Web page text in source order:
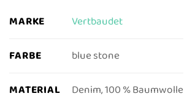
MARKE Vertbaudet
FARBE blue stone
MATERIAL Denim, 100 % Baumwolle